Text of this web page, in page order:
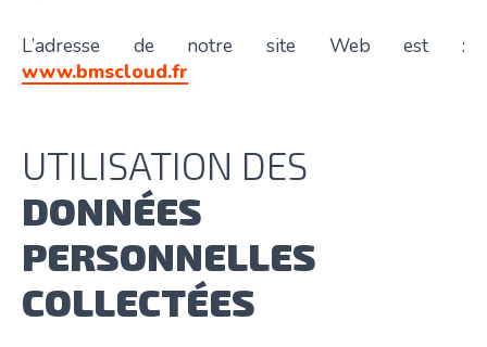
L’adresse de notre site Web est :
www.bmscloud.fr
UTILISATION DES
DONNÉES
PERSONNELLES
COLLECTÉES